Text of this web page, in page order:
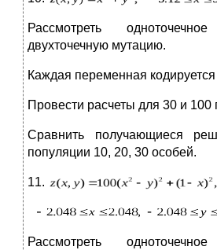
Рассмотреть
двухточечную мутацию.
Каждая переменная
Провести расчеты для 30 и 100
Сравнить получающиеся
популяции 10, 20, 30 особей.
11.
Рассмотреть